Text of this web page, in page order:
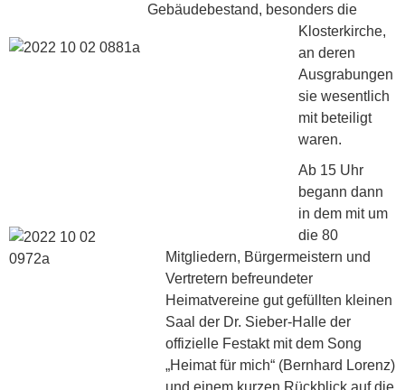
Gebäudebestand, besonders die
Klosterkirche,
an deren
Ausgrabungen
sie wesentlich
mit beteiligt
waren.
Ab 15 Uhr
begann dann
in dem mit um
die 80
Mitgliedern, Bürgermeistern und
Vertretern befreundeter
Heimatvereine gut gefüllten kleinen
Saal der Dr. Sieber-Halle der
offizielle Festakt mit dem Song
„Heimat für mich“ (Bernhard Lorenz)
und einem kurzen Rückblick auf die